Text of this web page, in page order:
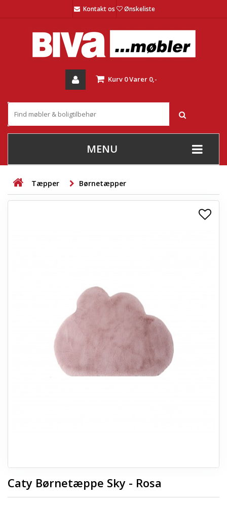
Kontakt os Ønskeliste
Kurv 0Varer 0,-
MENU
+
STUE
+
Tæpper Børnetæpper
Caty Børnetæppe Sky - Rosa